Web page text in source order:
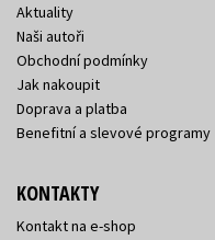
Aktuality
Naši autoři
Obchodní podmínky
Jak nakoupit
Doprava a platba
Benefitní a slevové programy
KONTAKTY
Kontakt na e-shop